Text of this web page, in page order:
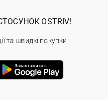
OSTRIV!
та швидкі покупки